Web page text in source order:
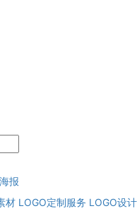
报
材 LOGO定制服务 LOGO设计